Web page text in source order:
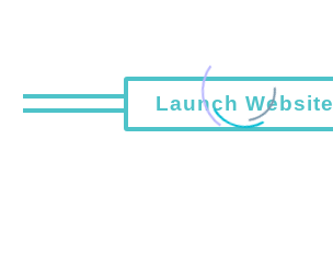
Launch Website